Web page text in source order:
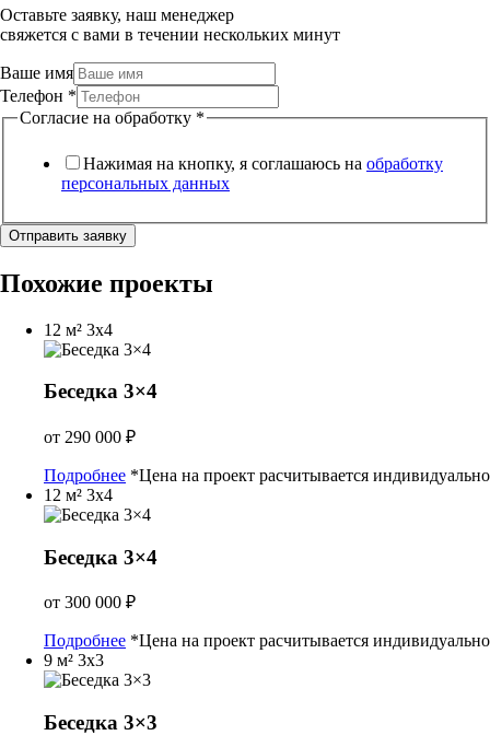
Оставьте заявку, наш менеджер
свяжется с вами в течении нескольких минут
Ваше имя
Телефон *
Согласие на обработку *
Нажимая на кнопку, я соглашаюсь на обработку
персональных данных
Отправить заявку
Похожие проекты
12 м² 3x4
Беседка 3×4
от 290 000 ₽
Подробнее *Цена на проект расчитывается индивидуально
12 м² 3x4
Беседка 3×4
от 300 000 ₽
Подробнее *Цена на проект расчитывается индивидуально
9 м² 3x3
Беседка 3×3